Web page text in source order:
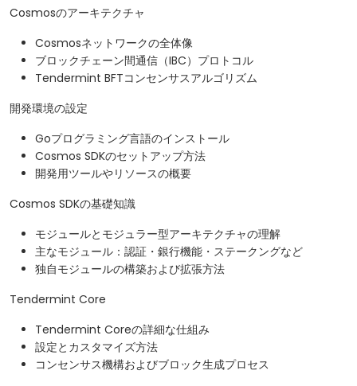
Cosmosのアーキテクチャ
Cosmosネットワークの全体像
ブロックチェーン間通信（IBC）プロトコル
Tendermint BFTコンセンサスアルゴリズム
開発環境の設定
Goプログラミング言語のインストール
Cosmos SDKのセットアップ方法
開発用ツールやリソースの概要
Cosmos SDKの基礎知識
モジュールとモジュラー型アーキテクチャの理解
主なモジュール：認証・銀行機能・ステークングなど
独自モジュールの構築および拡張方法
Tendermint Core
Tendermint Coreの詳細な仕組み
設定とカスタマイズ方法
コンセンサス機構およびブロック生成プロセス